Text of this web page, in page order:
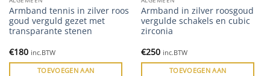
Armband tennis in zilver roos
goud verguld gezet met
transparante stenen
€180 inc.BTW
TOEVOEGEN AAN
Armband in zilver roosgoud
vergulde schakels en cubic
zirconia
€250 inc.BTW
TOEVOEGEN AAN